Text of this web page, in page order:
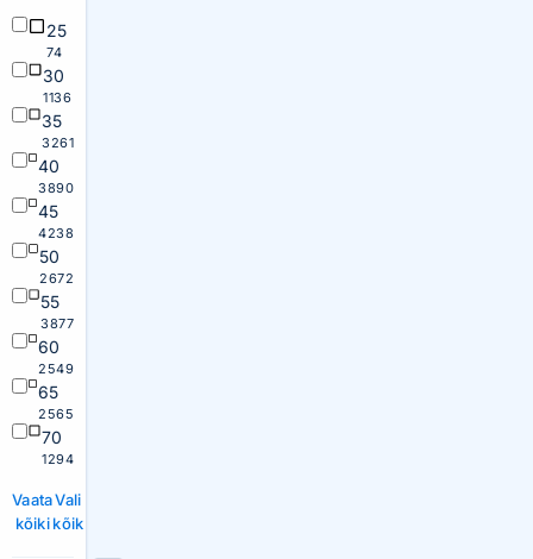
25
74
30
1136
35
3261
40
3890
45
4238
50
2672
55
3877
60
2549
65
2565
70
1294
Vaata
kõiki
Vali
kõik